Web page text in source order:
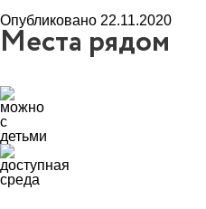
Опубликовано 22.11.2020
Места рядом